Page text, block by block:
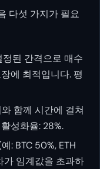
다섯 가지가 필요
된 간격으로 매수
에 최적입니다. 평
함께 시간에 걸쳐
성화율: 28%.
: BTC 50%, ETH
가 임계값을 초과하